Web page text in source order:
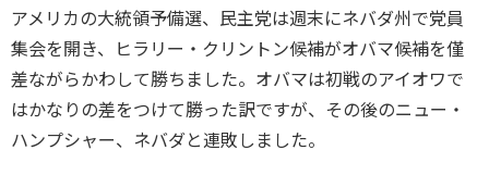
アメリカの大統領予備選、民主党は週末にネバダ州で党員
集会を開き、ヒラリー・クリントン候補がオバマ候補を僅
差ながらかわして勝ちました。オバマは初戦のアイオワで
はかなりの差をつけて勝った訳ですが、その後のニュー・
ハンプシャー、ネバダと連敗しました。